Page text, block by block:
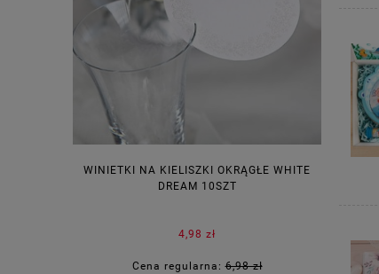
WINIETKI NA KIELISZKI OKRĄGŁE WHITE
DREAM 10SZT
4,98 zł
Cena regularna:6,98 zł